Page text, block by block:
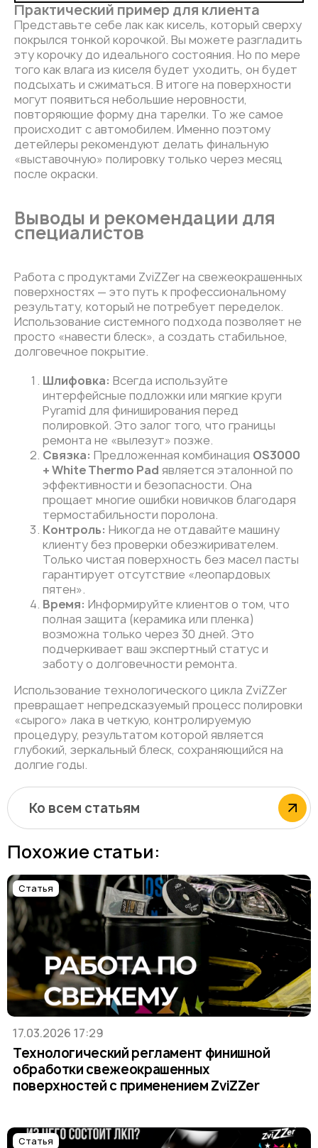
Практический пример для клиента
Представьте себе лак как кисель, который сверху
покрылся тонкой корочкой. Вы можете разгладить
эту корочку до идеального состояния. Но по мере
того как влага из киселя будет уходить, он будет
подсыхать и сжиматься. В итоге на поверхности
могут появиться небольшие неровности,
повторяющие форму дна тарелки. То же самое
происходит с автомобилем. Именно поэтому
детейлеры рекомендуют делать финальную
«выставочную» полировку только через месяц
после окраски.
Выводы и рекомендации для
специалистов
Работа с продуктами ZviZZer на свежеокрашенных
поверхностях — это путь к профессиональному
результату, который не потребует переделок.
Использование системного подхода позволяет не
просто «навести блеск», а создать стабильное,
долговечное покрытие.
Шлифовка: Всегда используйте
интерфейсные подложки или мягкие круги
Pyramid для финиширования перед
полировкой. Это залог того, что границы
ремонта не «вылезут» позже.
Связка: Предложенная комбинация OS3000
+ White Thermo Pad является эталонной по
эффективности и безопасности. Она
прощает многие ошибки новичков благодаря
термостабильности поролона.
Контроль: Никогда не отдавайте машину
клиенту без проверки обезжиривателем.
Только чистая поверхность без масел пасты
гарантирует отсутствие «леопардовых
пятен».
Время: Информируйте клиентов о том, что
полная защита (керамика или пленка)
возможна только через 30 дней. Это
подчеркивает ваш экспертный статус и
заботу о долговечности ремонта.
Использование технологического цикла ZviZZer
превращает непредсказуемый процесс полировки
«сырого» лака в четкую, контролируемую
процедуру, результатом которой является
глубокий, зеркальный блеск, сохраняющийся на
долгие годы.
Ко всем статьям
Похожие статьи:
Статья
17.03.2026 17:29
Технологический регламент финишной
обработки свежеокрашенных
поверхностей с применением ZviZZer
Статья